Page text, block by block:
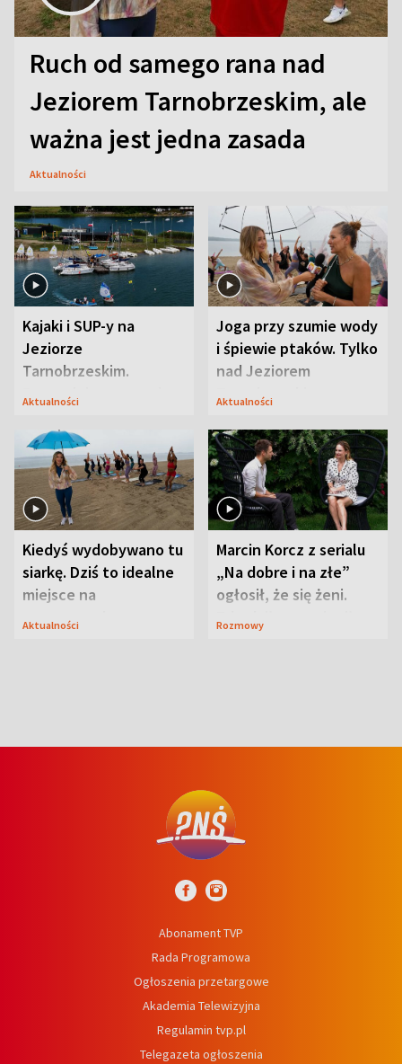
Ruch od samego rana nad
Jeziorem Tarnobrzeskim, ale
ważna jest jedna zasada
Aktualności
Kajaki i SUP-y na
Jeziorze
Tarnobrzeskim.
Przyrodnicy zwracają
Aktualności
Joga przy szumie wody
i śpiewie ptaków. Tylko
nad Jeziorem
Tarnobrzeskim
Aktualności
Kiedyś wydobywano tu
siarkę. Dziś to idealne
miejsce na
wypoczynek
Aktualności
Marcin Korcz z serialu
„Na dobre i na złe”
ogłosił, że się żeni.
Zdradził, co zmienił
Rozmowy
Abonament TVP
Rada Programowa
Ogłoszenia przetargowe
Akademia Telewizyjna
Regulamin tvp.pl
Telegazeta ogłoszenia